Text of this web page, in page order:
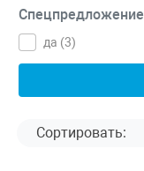
Спецпредложение
да (3)